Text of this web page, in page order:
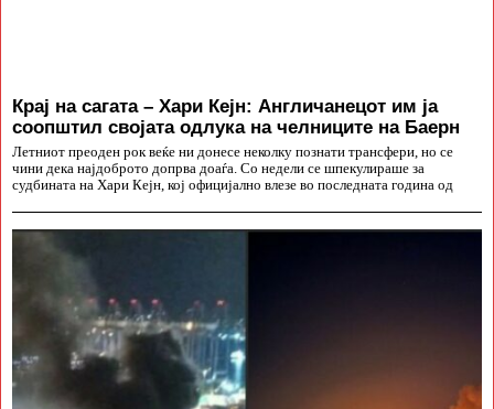
Крај на сагата – Хари Кејн: Англичанецот им ја
соопштил својата одлука на челниците на Баерн
Летниот преоден рок веќе ни донесе неколку познати трансфери, но се
чини дека најдоброто допрва доаѓа. Со недели се шпекулираше за
судбината на Хари Кејн, кој официјално влезе во последната година од